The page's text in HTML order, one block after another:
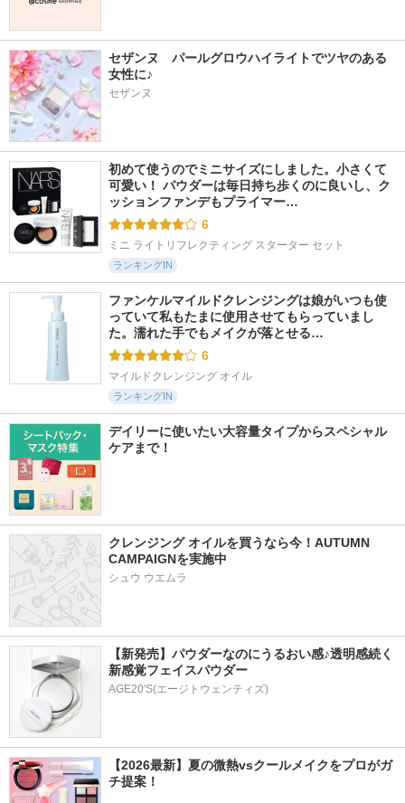
セザンヌ　パールグロウハイライトでツヤのある
女性に♪
セザンヌ
初めて使うのでミニサイズにしました。小さくて
可愛い！ パウダーは毎日持ち歩くのに良いし、ク
ッションファンデもプライマー…
6
ミニ ライトリフレクティング スターター セット
ランキングIN
ファンケルマイルドクレンジングは娘がいつも使
っていて私もたまに使用させてもらっていまし
た。濡れた手でもメイクが落とせる…
6
マイルドクレンジング オイル
ランキングIN
デイリーに使いたい大容量タイプからスペシャル
ケアまで！
クレンジング オイルを買うなら今！AUTUMN
CAMPAIGNを実施中
シュウ ウエムラ
【新発売】パウダーなのにうるおい感♪透明感続く
新感覚フェイスパウダー
AGE20'S(エージトウェンティズ)
【2026最新】夏の微熱vsクールメイクをプロがガ
チ提案！